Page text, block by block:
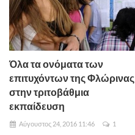
Όλα τα ονόματα των
επιτυχόντων της Φλώρινας
στην τριτοβάθμια
εκπαίδευση
Αύγουστος 24, 2016 11:46 1